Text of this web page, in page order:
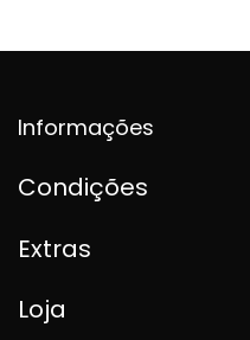
Informações
Condições
Extras
Loja